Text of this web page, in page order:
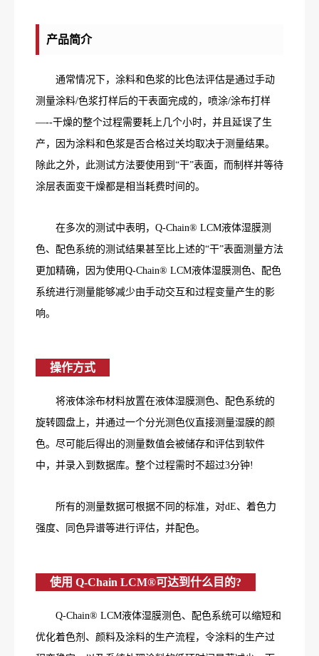
产品简介
通常情况下，涂料和色浆的比色法评估是通过手动
测量涂料/色浆打样后的干表面完成的，喷涂/涂布打样
—--干燥的整个过程需要耗上几个小时，并且延误了生
产，因为涂料和色浆是否合格过关均取决于测量结果。
除此之外，此测试方法要使用到“干”表面，而制样并等待
涂层表面变干燥都是相当耗费时间的。
在多次的测试中表明，Q-Chain® LCM液体湿膜测
色、配色系统的测试结果甚至比上述的“干”表面测量方法
更加精确，因为使用Q-Chain® LCM液体湿膜测色、配色
系统进行测量能够减少由手动交互和过程变量产生的影
响。
操作方式
将液体涂布材料放置在液体湿膜测色、配色系统的
旋转圆盘上，并通过一个分光测色仪直接测量湿膜的颜
色。尽可能后得出的测量数值会被储存和评估到软件
中，并录入到数据库。整个过程需时不超过3分钟!
所有的测量数据可根据不同的标准，对dE、着色力
强度、同色异谱等进行评估，并配色。
使用 Q-Chain LCM®可达到什么目的?
Q-Chain® LCM液体湿膜测色、配色系统可以缩短和
优化着色剂、颜料及涂料的生产流程，令涂料的生产过